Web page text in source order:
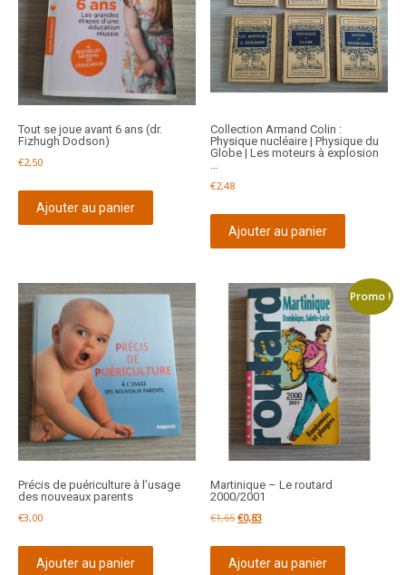
Tout se joue avant 6 ans (dr.
Fizhugh Dodson)
€2,50
Ajouter au panier
Collection Armand Colin :
Physique nucléaire | Physique du
Globe | Les moteurs à explosion
€2,48
Ajouter au panier
Précis de puériculture à l’usage
des nouveaux parents
€3,00
Ajouter au panier
Promo !
Martinique – Le routard
2000/2001
€1,65Le
initial
€0,83Le
Ajouter au panier